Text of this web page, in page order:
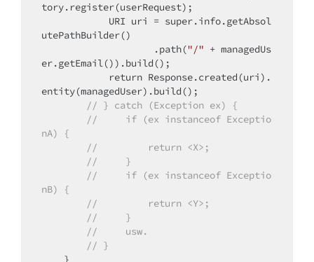
tory.register(userRequest);
            URI uri =
super.info.getAbsol
utePathBuilder()
                    .path(
"/" + managedUs
er.getEmail()).build();
return Response.created(uri).
entity(managedUser).build();
// } catch (Exception ex) {
//     if (ex instanceof Exceptio
nA) {
//         return <X>;
//     }
//     if (ex instanceof Exceptio
nB) {
//         return <Y>;
//     }
//     usw.
// }